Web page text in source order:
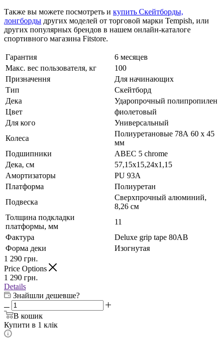
Также вы можете посмотреть и купить Скейтборды,
лонгборды других моделей от торговой марки Tempish, или
других популярных брендов в нашем онлайн-каталоге
спортивного магазина Fitstore.
Гарантия
6 месяцев
Макс. вес пользователя, кг
100
Призначення
Для начинающих
Тип
Скейтборд
Дека
Ударопрочный полипропилен
Цвет
фиолетовый
Для кого
Универсальный
Колеса
Полиуретановые 78А 60 х 45
мм
Подшипники
ABEC 5 chrome
Дека, см
57,15x15,24x1,15
Амортизаторы
PU 93А
Платформа
Полиуретан
Подвеска
Сверхпрочный алюминий,
8,26 см
Толщина подкладки
платформы, мм
11
Фактура
Deluxe grip tape 80АВ
Форма деки
Изогнутая
1 290 грн.
Price Options
1 290 грн.
Details
Знайшли дешевше?
В кошик
Купити в 1 клік